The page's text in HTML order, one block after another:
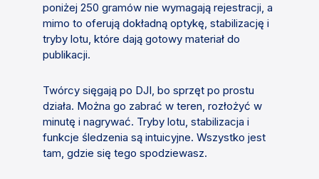
poniżej 250 gramów nie wymagają rejestracji, a
mimo to oferują dokładną optykę, stabilizację i
tryby lotu, które dają gotowy materiał do
publikacji.
Twórcy sięgają po DJI, bo sprzęt po prostu
działa. Można go zabrać w teren, rozłożyć w
minutę i nagrywać. Tryby lotu, stabilizacja i
funkcje śledzenia są intuicyjne. Wszystko jest
tam, gdzie się tego spodziewasz.